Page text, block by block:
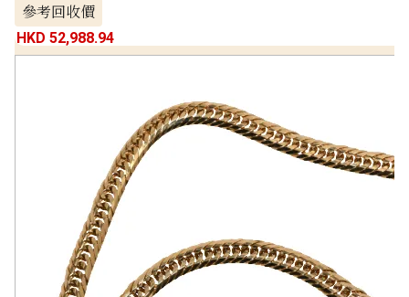
參考回收價
HKD 52,988.94